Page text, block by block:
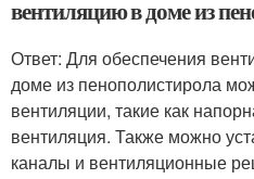
вентиляцию в доме из
Ответ: Для обеспечения
доме из пенополистирола
вентиляции, такие как
вентиляция. Также можно
каналы и вентиляционные